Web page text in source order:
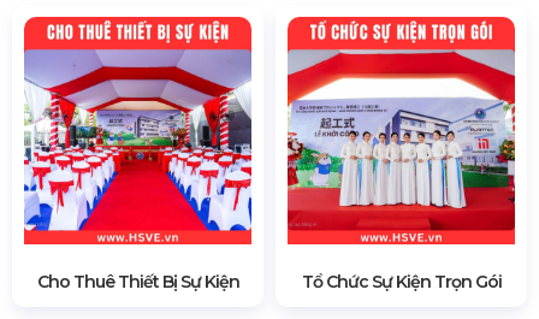
Cho Thuê Thiết Bị Sự Kiện Tổ Chức Sự Kiện Trọn Gói